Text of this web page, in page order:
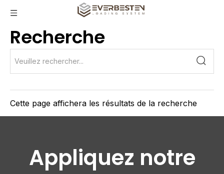
Recherche
Cette page affichera les résultats de la recherche
Appliquez notre